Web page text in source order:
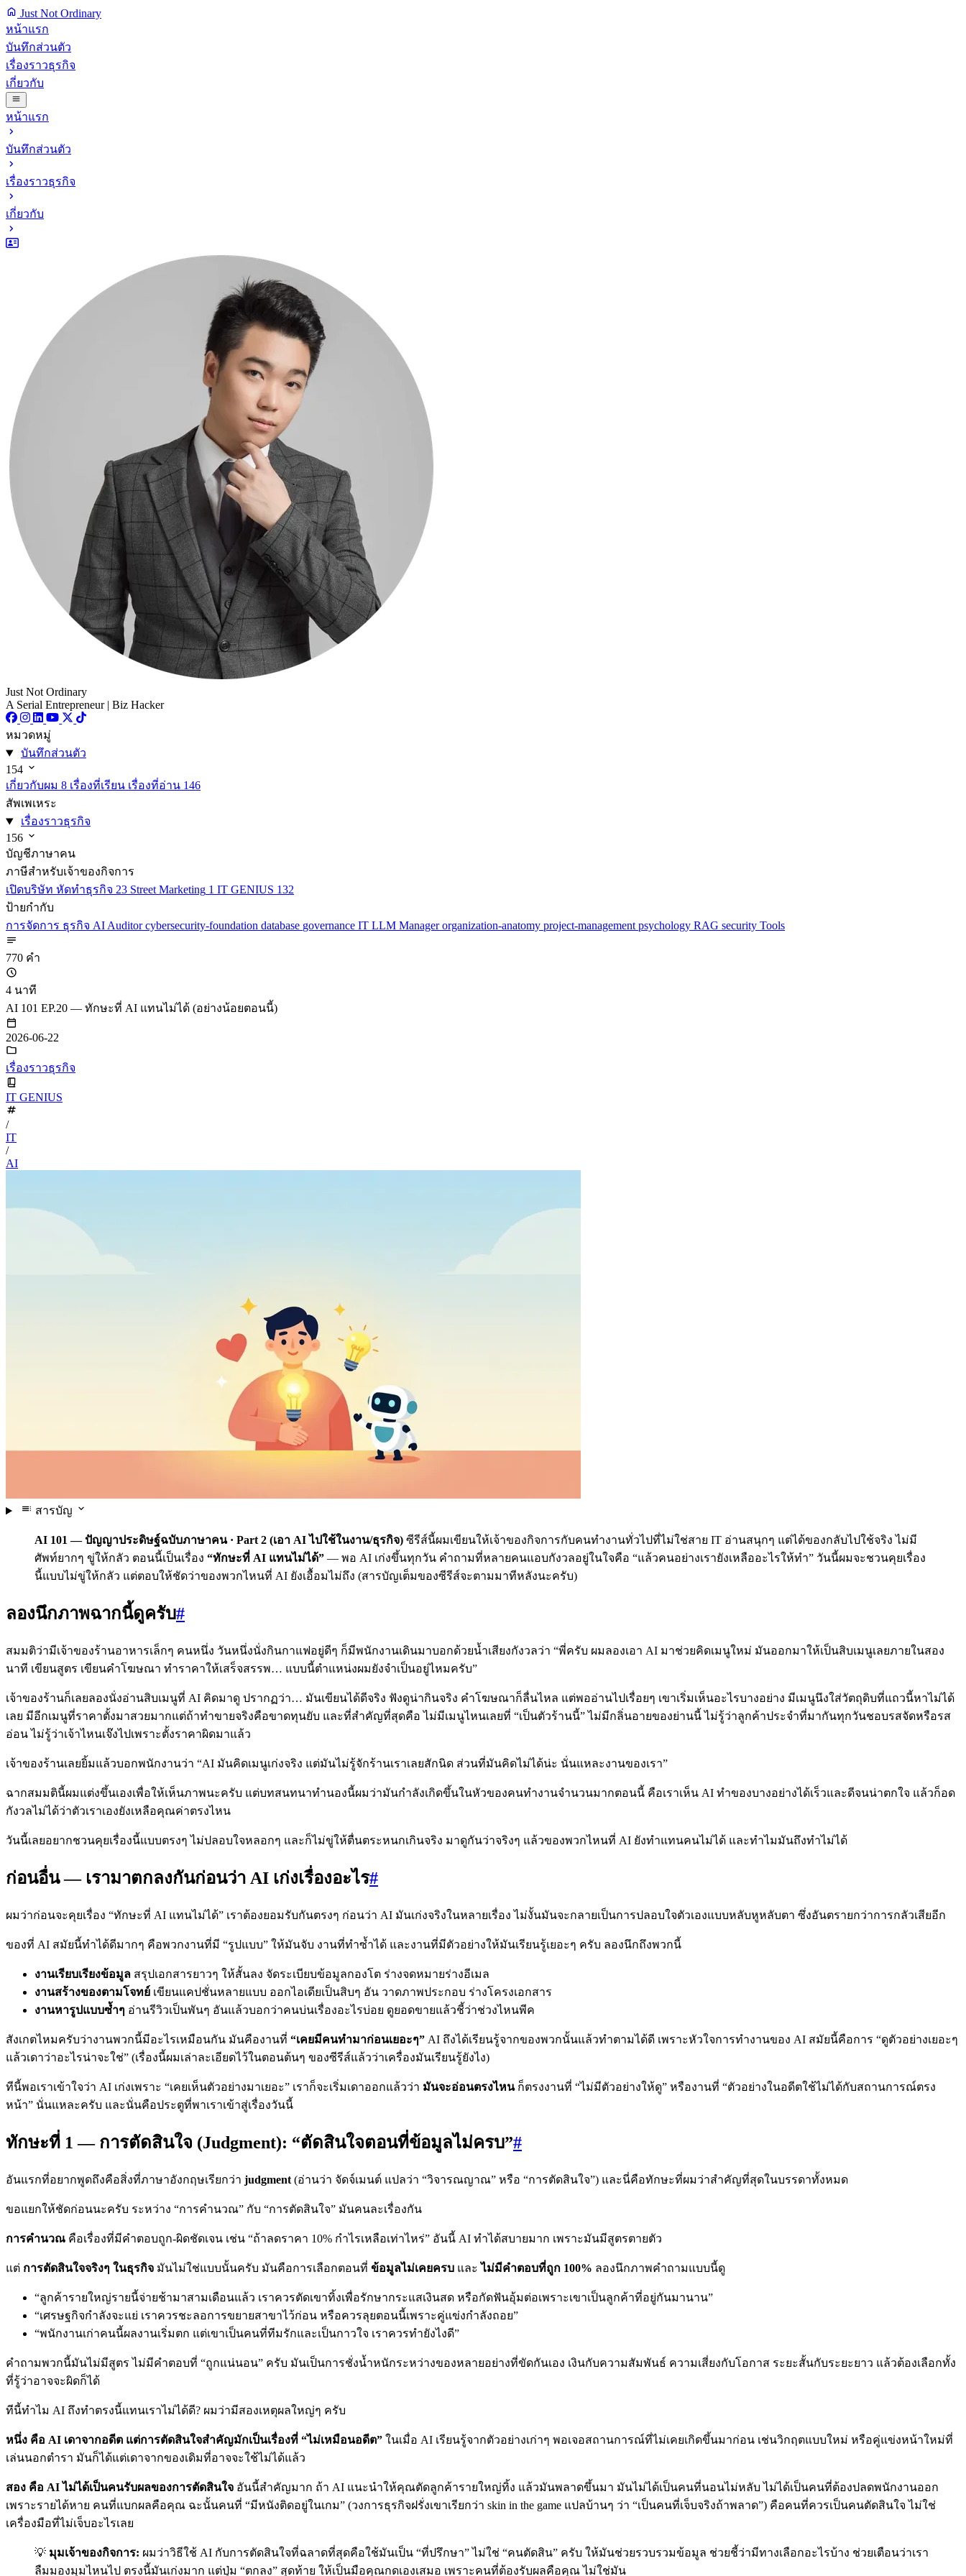
Just Not Ordinary
หน้าแรก
บันทึกส่วนตัว
เรื่องราวธุรกิจ
เกี่ยวกับ
หน้าแรก
บันทึกส่วนตัว
เรื่องราวธุรกิจ
เกี่ยวกับ
Just Not Ordinary
A Serial Entrepreneur | Biz Hacker
หมวดหมู่
บันทึกส่วนตัว
154
เกี่ยวกับผม 8 เรื่องที่เรียน เรื่องที่อ่าน 146
สัพเพเหระ
เรื่องราวธุรกิจ
156
บัญชีภาษาคน
ภาษีสำหรับเจ้าของกิจการ
เปิดบริษัท หัดทำธุรกิจ 23 Street Marketing 1 IT GENIUS 132
ป้ายกำกับ
การจัดการ ธุรกิจ AI Auditorcybersecurity-foundation database governance IT LLM Managerorganization-anatomy project-management psychology RAG security Tools
770 คำ
4 นาที
AI 101 EP.20 — ทักษะที่ AI แทนไม่ได้ (อย่างน้อยตอนนี้)
2026-06-22
เรื่องราวธุรกิจ
IT GENIUS
/
IT
/
AI
สารบัญ
AI 101 — ปัญญาประดิษฐ์ฉบับภาษาคน · Part 2 (เอา AI ไปใช้ในงาน/ธุรกิจ) ซีรีส์นี้ผมเขียนให้เจ้าของกิจการกับคนทำงานทั่วไปที่ไม่ใช่สาย IT อ่านสนุกๆ แต่ได้ของกลับไปใช้จริง ไม่มี
ศัพท์ยากๆ ขู่ให้กลัว ตอนนี้เป็นเรื่อง “ทักษะที่ AI แทนไม่ได้” — พอ AI เก่งขึ้นทุกวัน คำถามที่หลายคนแอบกังวลอยู่ในใจคือ “แล้วคนอย่างเรายังเหลืออะไรให้ทำ” วันนี้ผมจะชวนคุยเรื่อง
นี้แบบไม่ขู่ให้กลัว แต่ตอบให้ชัดว่าของพวกไหนที่ AI ยังเอื้อมไม่ถึง (สารบัญเต็มของซีรีส์จะตามมาทีหลังนะครับ)
ลองนึกภาพฉากนี้ดูครับ#
สมมติว่ามีเจ้าของร้านอาหารเล็กๆ คนหนึ่ง วันหนึ่งนั่งกินกาแฟอยู่ดีๆ ก็มีพนักงานเดินมาบอกด้วยน้ำเสียงกังวลว่า “พี่ครับ ผมลองเอา AI มาช่วยคิดเมนูใหม่ มันออกมาให้เป็นสิบเมนูเลยภายในสอง
นาที เขียนสูตร เขียนคำโฆษณา ทำราคาให้เสร็จสรรพ… แบบนี้ตำแหน่งผมยังจำเป็นอยู่ไหมครับ”
เจ้าของร้านก็เลยลองนั่งอ่านสิบเมนูที่ AI คิดมาดู ปรากฏว่า… มันเขียนได้ดีจริง ฟังดูน่ากินจริง คำโฆษณาก็ลื่นไหล แต่พออ่านไปเรื่อยๆ เขาเริ่มเห็นอะไรบางอย่าง มีเมนูนึงใส่วัตถุดิบที่แถวนี้หาไม่ได้
เลย มีอีกเมนูที่ราคาตั้งมาสวยมากแต่ถ้าทำขายจริงคือขาดทุนยับ และที่สำคัญที่สุดคือ ไม่มีเมนูไหนเลยที่ “เป็นตัวร้านนี้” ไม่มีกลิ่นอายของย่านนี้ ไม่รู้ว่าลูกค้าประจำที่มากันทุกวันชอบรสจัดหรือรส
อ่อน ไม่รู้ว่าเจ้าไหนเจ๊งไปเพราะตั้งราคาผิดมาแล้ว
เจ้าของร้านเลยยิ้มแล้วบอกพนักงานว่า “AI มันคิดเมนูเก่งจริง แต่มันไม่รู้จักร้านเราเลยสักนิด ส่วนที่มันคิดไม่ได้น่ะ นั่นแหละงานของเรา”
ฉากสมมตินี้ผมแต่งขึ้นเองเพื่อให้เห็นภาพนะครับ แต่บทสนทนาทำนองนี้ผมว่ามันกำลังเกิดขึ้นในหัวของคนทำงานจำนวนมากตอนนี้ คือเราเห็น AI ทำของบางอย่างได้เร็วและดีจนน่าตกใจ แล้วก็อด
กังวลไม่ได้ว่าตัวเราเองยังเหลือคุณค่าตรงไหน
วันนี้เลยอยากชวนคุยเรื่องนี้แบบตรงๆ ไม่ปลอบใจหลอกๆ และก็ไม่ขู่ให้ตื่นตระหนกเกินจริง มาดูกันว่าจริงๆ แล้วของพวกไหนที่ AI ยังทำแทนคนไม่ได้ และทำไมมันถึงทำไม่ได้
ก่อนอื่น — เรามาตกลงกันก่อนว่า AI เก่งเรื่องอะไร#
ผมว่าก่อนจะคุยเรื่อง “ทักษะที่ AI แทนไม่ได้” เราต้องยอมรับกันตรงๆ ก่อนว่า AI มันเก่งจริงในหลายเรื่อง ไม่งั้นมันจะกลายเป็นการปลอบใจตัวเองแบบหลับหูหลับตา ซึ่งอันตรายกว่าการกลัวเสียอีก
ของที่ AI สมัยนี้ทำได้ดีมากๆ คือพวกงานที่มี “รูปแบบ” ให้มันจับ งานที่ทำซ้ำได้ และงานที่มีตัวอย่างให้มันเรียนรู้เยอะๆ ครับ ลองนึกถึงพวกนี้
งานเรียบเรียงข้อมูล สรุปเอกสารยาวๆ ให้สั้นลง จัดระเบียบข้อมูลกองโต ร่างจดหมายร่างอีเมล
งานสร้างของตามโจทย์ เขียนแคปชั่นหลายแบบ ออกไอเดียเป็นสิบๆ อัน วาดภาพประกอบ ร่างโครงเอกสาร
งานหารูปแบบซ้ำๆ อ่านรีวิวเป็นพันๆ อันแล้วบอกว่าคนบ่นเรื่องอะไรบ่อย ดูยอดขายแล้วชี้ว่าช่วงไหนพีค
สังเกตไหมครับว่างานพวกนี้มีอะไรเหมือนกัน มันคืองานที่ “เคยมีคนทำมาก่อนเยอะๆ” AI ถึงได้เรียนรู้จากของพวกนั้นแล้วทำตามได้ดี เพราะหัวใจการทำงานของ AI สมัยนี้คือการ “ดูตัวอย่างเยอะๆ
แล้วเดาว่าอะไรน่าจะใช่” (เรื่องนี้ผมเล่าละเอียดไว้ในตอนต้นๆ ของซีรีส์แล้วว่าเครื่องมันเรียนรู้ยังไง)
ทีนี้พอเราเข้าใจว่า AI เก่งเพราะ “เคยเห็นตัวอย่างมาเยอะ” เราก็จะเริ่มเดาออกแล้วว่า มันจะอ่อนตรงไหนก็ตรงงานที่ “ไม่มีตัวอย่างให้ดู” หรืองานที่ “ตัวอย่างในอดีตใช้ไม่ได้กับสถานการณ์ตรง
หน้า” นั่นแหละครับ และนั่นคือประตูที่พาเราเข้าสู่เรื่องวันนี้
ทักษะที่ 1 — การตัดสินใจ (Judgment): “ตัดสินใจตอนที่ข้อมูลไม่ครบ”#
อันแรกที่อยากพูดถึงคือสิ่งที่ภาษาอังกฤษเรียกว่า judgment (อ่านว่า จัดจ์เมนต์ แปลว่า “วิจารณญาณ” หรือ “การตัดสินใจ”) และนี่คือทักษะที่ผมว่าสำคัญที่สุดในบรรดาทั้งหมด
ขอแยกให้ชัดก่อนนะครับ ระหว่าง “การคำนวณ” กับ “การตัดสินใจ” มันคนละเรื่องกัน
การคำนวณ คือเรื่องที่มีคำตอบถูก-ผิดชัดเจน เช่น “ถ้าลดราคา 10% กำไรเหลือเท่าไหร่” อันนี้ AI ทำได้สบายมาก เพราะมันมีสูตรตายตัว
แต่ การตัดสินใจจริงๆ ในธุรกิจ มันไม่ใช่แบบนั้นครับ มันคือการเลือกตอนที่ ข้อมูลไม่เคยครบ และไม่มีคำตอบที่ถูก 100% ลองนึกภาพคำถามแบบนี้ดู
“ลูกค้ารายใหญ่รายนี้จ่ายช้ามาสามเดือนแล้ว เราควรตัดเขาทิ้งเพื่อรักษากระแสเงินสด หรือกัดฟันอุ้มต่อเพราะเขาเป็นลูกค้าที่อยู่กันมานาน”
“เศรษฐกิจกำลังจะแย่ เราควรชะลอการขยายสาขาไว้ก่อน หรือควรลุยตอนนี้เพราะคู่แข่งกำลังถอย”
“พนักงานเก่าคนนี้ผลงานเริ่มตก แต่เขาเป็นคนที่ทีมรักและเป็นกาวใจ เราควรทำยังไงดี”
คำถามพวกนี้มันไม่มีสูตร ไม่มีคำตอบที่ “ถูกแน่นอน” ครับ มันเป็นการชั่งน้ำหนักระหว่างของหลายอย่างที่ขัดกันเอง เงินกับความสัมพันธ์ ความเสี่ยงกับโอกาส ระยะสั้นกับระยะยาว แล้วต้องเลือกทั้ง
ที่รู้ว่าอาจจะผิดก็ได้
ทีนี้ทำไม AI ถึงทำตรงนี้แทนเราไม่ได้ดี? ผมว่ามีสองเหตุผลใหญ่ๆ ครับ
หนึ่ง คือ AI เดาจากอดีต แต่การตัดสินใจสำคัญมักเป็นเรื่องที่ “ไม่เหมือนอดีต” ในเมื่อ AI เรียนรู้จากตัวอย่างเก่าๆ พอเจอสถานการณ์ที่ไม่เคยเกิดขึ้นมาก่อน เช่นวิกฤตแบบใหม่ หรือคู่แข่งหน้าใหม่ที่
เล่นนอกตำรา มันก็ได้แต่เดาจากของเดิมที่อาจจะใช้ไม่ได้แล้ว
สอง คือ AI ไม่ได้เป็นคนรับผลของการตัดสินใจ อันนี้สำคัญมาก ถ้า AI แนะนำให้คุณตัดลูกค้ารายใหญ่ทิ้ง แล้วมันพลาดขึ้นมา มันไม่ได้เป็นคนที่นอนไม่หลับ ไม่ได้เป็นคนที่ต้องปลดพนักงานออก
เพราะรายได้หาย คนที่แบกผลคือคุณ ฉะนั้นคนที่ “มีหนังติดอยู่ในเกม” (วงการธุรกิจฝรั่งเขาเรียกว่า skin in the game แปลบ้านๆ ว่า “เป็นคนที่เจ็บจริงถ้าพลาด”) คือคนที่ควรเป็นคนตัดสินใจ ไม่ใช่
เครื่องมือที่ไม่เจ็บอะไรเลย
💡 มุมเจ้าของกิจการ: ผมว่าวิธีใช้ AI กับการตัดสินใจที่ฉลาดที่สุดคือใช้มันเป็น “ที่ปรึกษา” ไม่ใช่ “คนตัดสิน” ครับ ให้มันช่วยรวบรวมข้อมูล ช่วยชี้ว่ามีทางเลือกอะไรบ้าง ช่วยเตือนว่าเรา
ลืมมองมุมไหนไป ตรงนี้มันเก่งมาก แต่ปุ่ม “ตกลง” สุดท้าย ให้เป็นมือคุณกดเองเสมอ เพราะคนที่ต้องรับผลคือคุณ ไม่ใช่มัน